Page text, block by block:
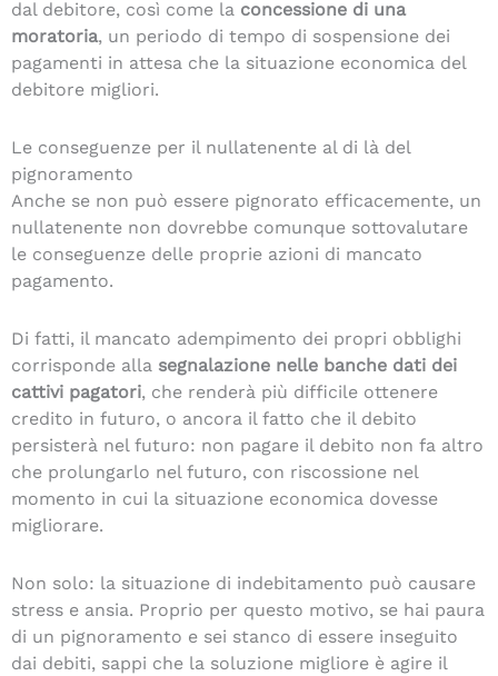
dal debitore, così come la concessione di una
moratoria, un periodo di tempo di sospensione dei
pagamenti in attesa che la situazione economica del
debitore migliori.
Le conseguenze per il nullatenente al di là del
pignoramento
Anche se non può essere pignorato efficacemente, un
nullatenente non dovrebbe comunque sottovalutare
le conseguenze delle proprie azioni di mancato
pagamento.
Di fatti, il mancato adempimento dei propri obblighi
corrisponde alla segnalazione nelle banche dati dei
cattivi pagatori, che renderà più difficile ottenere
credito in futuro, o ancora il fatto che il debito
persisterà nel futuro: non pagare il debito non fa altro
che prolungarlo nel futuro, con riscossione nel
momento in cui la situazione economica dovesse
migliorare.
Non solo: la situazione di indebitamento può causare
stress e ansia. Proprio per questo motivo, se hai paura
di un pignoramento e sei stanco di essere inseguito
dai debiti, sappi che la soluzione migliore è agire il